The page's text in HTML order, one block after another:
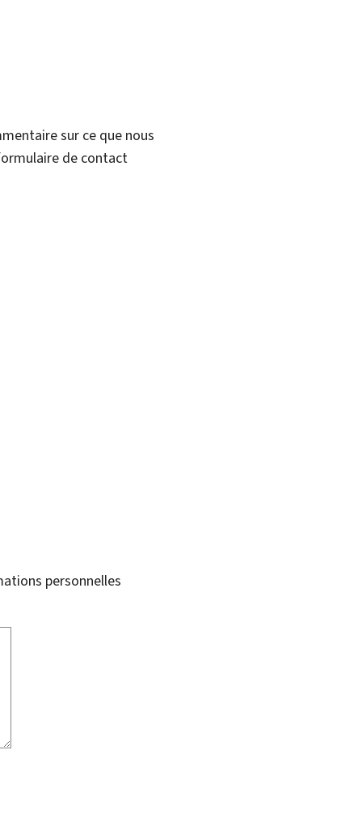
sur ce que nous
de contact
personnelles